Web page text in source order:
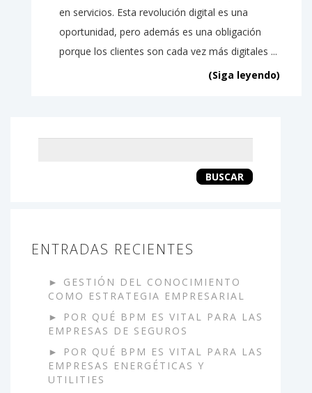
en servicios. Esta revolución digital es una
oportunidad, pero además es una obligación
porque los clientes son cada vez más digitales ...
(Siga leyendo)
searchBUSCAR
ENTRADAS RECIENTES
GESTIÓN DEL CONOCIMIENTO
COMO ESTRATEGIA EMPRESARIAL
POR QUÉ BPM ES VITAL PARA LAS
EMPRESAS DE SEGUROS
POR QUÉ BPM ES VITAL PARA LAS
EMPRESAS ENERGÉTICAS Y
UTILITIES